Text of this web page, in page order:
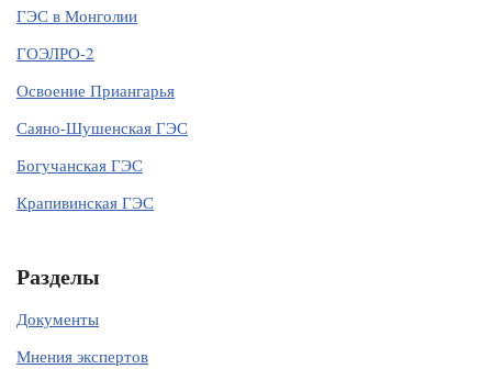
ГЭС в Монголии
ГОЭЛРО-2
Освоение Приангарья
Саяно-Шушенская ГЭС
Богучанская ГЭС
Крапивинская ГЭС
Разделы
Документы
Мнения экспертов